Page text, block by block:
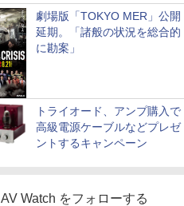
劇場版「TOKYO MER」公開
延期。「諸般の状況を総合的
に勘案」
トライオード、アンプ購入で
高級電源ケーブルなどプレゼ
ントするキャンペーン
AV Watch をフォローする